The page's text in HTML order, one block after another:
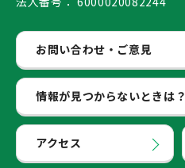
お問い合わせ・ご意見
情報が見つからないときは？
アクセス